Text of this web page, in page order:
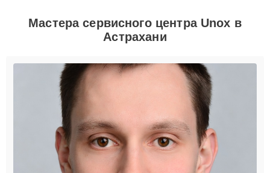
Мастера сервисного центра Unox в
Астрахани